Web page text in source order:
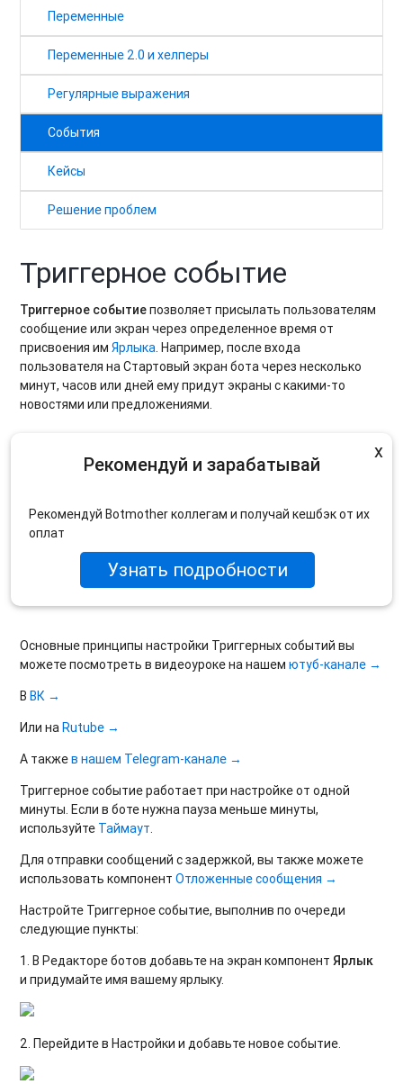
Переменные
Переменные 2.0 и хелперы
Регулярные выражения
События
Кейсы
Решение проблем
Триггерное событие
Триггерное событиепозволяетприсылать пользователям
сообщение или экран через определенное время от
присвоения имЯрлыка . Например, после входа
пользователя на Стартовый экран бота через несколько
минут, часов или дней ему придут экраны с какими-то
новостями или предложениями.
x
Рекомендуй и зарабатывай
Рекомендуй Botmother коллегам и получай кешбэк от их
оплат
Узнать подробности
Основные принципы настройки Триггерных событий вы
можете посмотреть в видеоуроке на нашемютуб-канале →
ВВК →
Или наRutube →
А такжев нашем Telegram-канале →
Триггерное событие работает при настройке от одной
минуты. Если в боте нужна пауза меньше минуты,
используйте Таймаут
Для отправки сообщений с задержкой, вы также можете
использовать компонентОтложенные сообщения →
Настройте Триггерное событие, выполнив по очереди
следующие пункты:
1. В Редакторе ботов добавьте на экран компонент Ярлык
и придумайте имя вашему ярлыку.
2. Перейдите в Настройки и добавьте новое событие.